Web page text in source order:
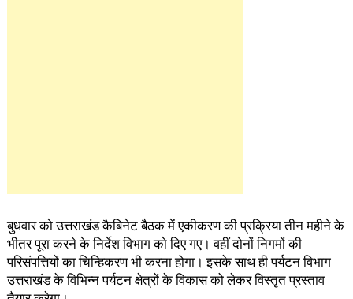
बुधवार को उत्तराखंड कैबिनेट बैठक में एकीकरण की प्रक्रिया तीन महीने के
भीतर पूरा करने के निर्देश विभाग को दिए गए। वहीं दोनों निगमों की
परिसंपत्तियों का चिन्हिकरण भी करना होगा। इसके साथ ही पर्यटन विभाग
उत्तराखंड के विभिन्न पर्यटन क्षेत्रों के विकास को लेकर विस्तृत प्रस्ताव